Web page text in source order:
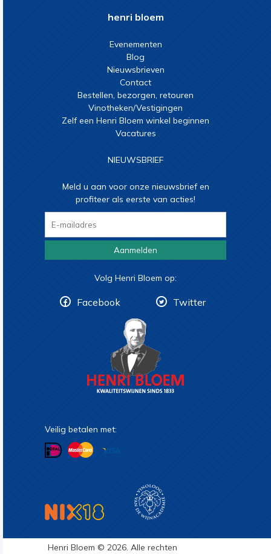
henri bloem
Evenementen
Blog
Nieuwsbrieven
Contact
Bestellen, bezorgen, retouren
Vinotheken/Vestigingen
Zelf een Henri Bloem winkel beginnen
Vacatures
NIEUWSBRIEF
Meld u aan voor onze nieuwsbrief en
profiteer als eerste van acties!
Aanmelden
Volg Henri Bloem op:
Facebook Twitter
Veilig betalen met:
Henri Bloem © 2026. Alle rechten